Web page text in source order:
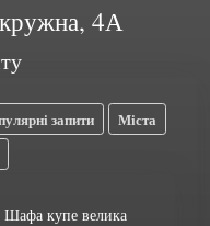
4А
запити
Міста
Шафа купе велика